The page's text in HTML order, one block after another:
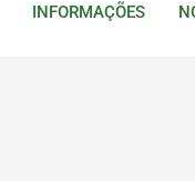
INFORMAÇÕES